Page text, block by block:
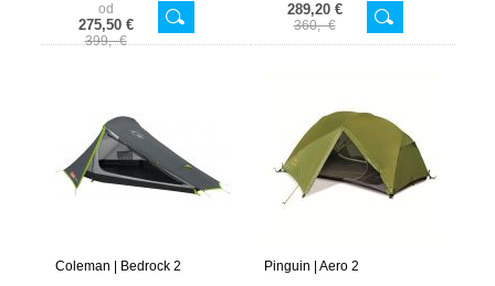
od
275,50 €
399,- €
289,20 €
360,- €
Coleman | Bedrock 2 Pinguin | Aero 2